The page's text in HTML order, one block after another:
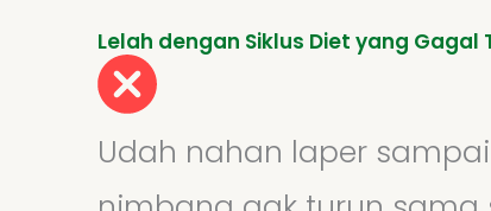
Lelah dengan Siklus Diet yang Gagal
Udah nahan laper